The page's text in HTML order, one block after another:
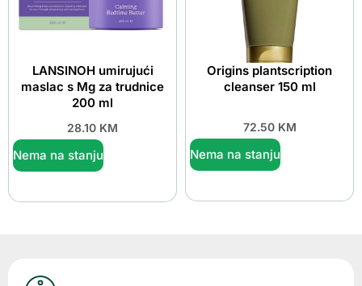
LANSINOH umirujući
maslac s Mg za trudnice
200 ml
28.10 KM
Nema na stanju
Origins plantscription
cleanser 150 ml
72.50 KM
Nema na stanju